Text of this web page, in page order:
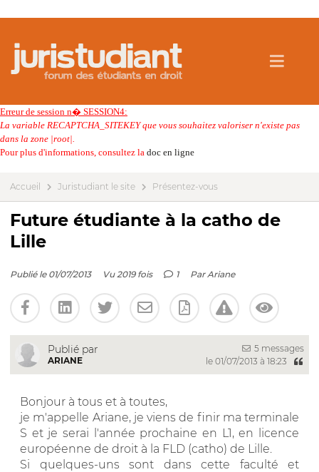
Erreur de session n� SESSION4:
La variable RECAPTCHA_SITEKEY que vous souhaitez valoriser n'existe pas
dans la zone |root|.
Pour plus d'informations, consultez la doc en ligne
Accueil Juristudiant le site Présentez-vous
Future étudiante à la catho de
Lille
Publié le 01/07/2013 Vu 2019 fois 1 Par Ariane
Publié par
ARIANE
5 messages
le 01/07/2013 à 18:23
Bonjour à tous et à toutes,
je m'appelle Ariane, je viens de finir ma terminale
S et je serai l'année prochaine en L1, en licence
européenne de droit à la FLD (catho) de Lille.
Si quelques-uns sont dans cette faculté et